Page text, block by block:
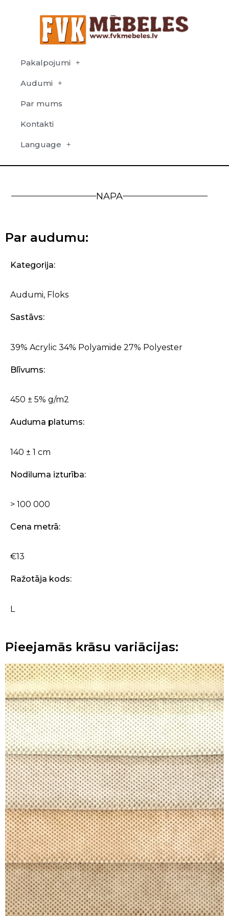
Pakalpojumi
Audumi
Par mums
Kontakti
Language
NAPA
Pieejamās krāsu variācijas:
Par audumu:
Kategorija:
Audumi, Floks
Sastāvs:
39% Acrylic 34% Polyamide 27% Polyester
Blīvums:
450 ± 5% g/m2
Auduma platums:
140 ± 1 cm
Nodiluma izturība:
> 100 000
Cena metrā:
€13
Ražotāja kods:
L